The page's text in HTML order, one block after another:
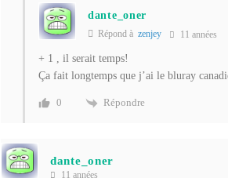
dante_oner
Répond à zenjey 11 années
+ 1 , il serait temps!
Ça fait longtemps que j’ai le bluray
0 Répondre
dante_oner
11 années